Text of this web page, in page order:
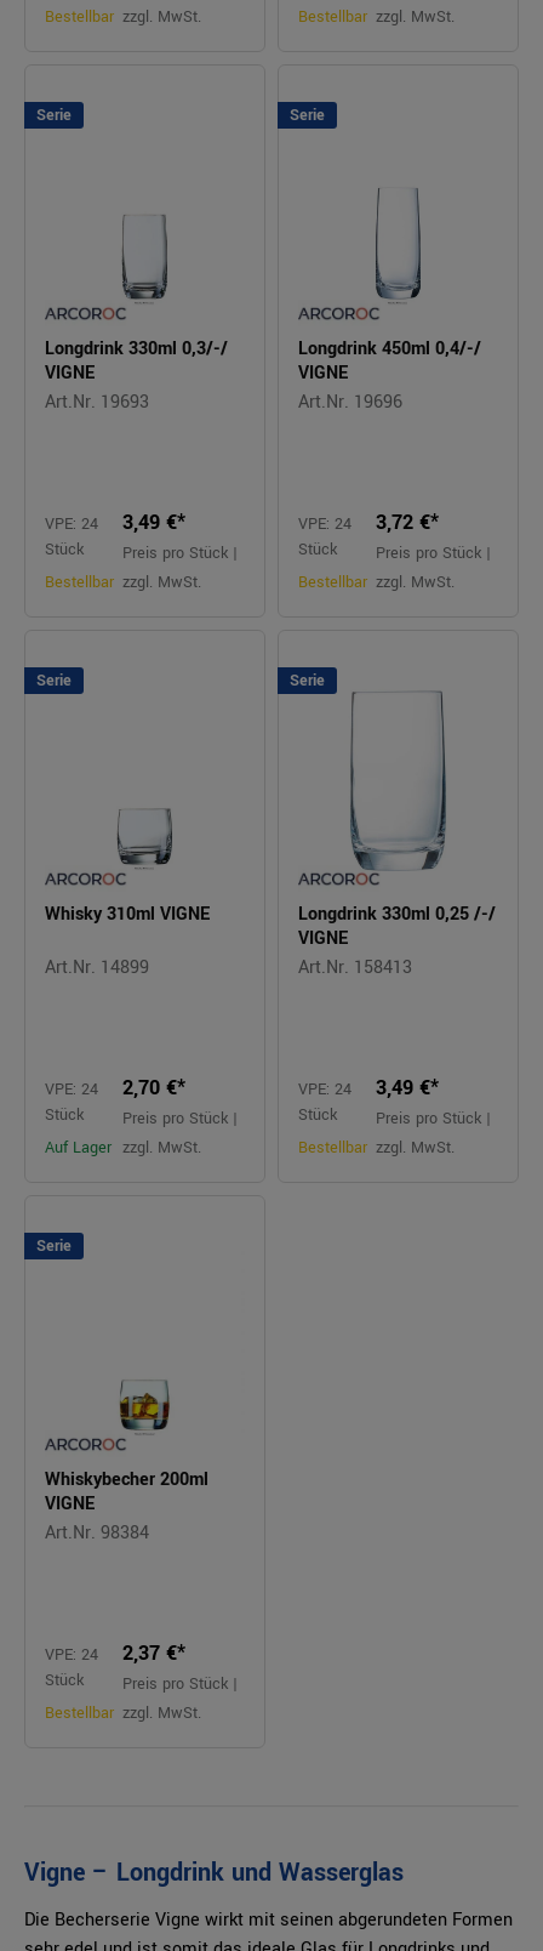
Bestellbar zzgl. MwSt.
Bestellbar zzgl. MwSt.
Serie
Longdrink 330ml 0,3/-/
VIGNE
Art.Nr. 19693
VPE: 24
Stück
Bestellbar
3,49 €*
Preis pro Stück |
zzgl. MwSt.
Serie
Longdrink 450ml 0,4/-/
VIGNE
Art.Nr. 19696
VPE: 24
Stück
Bestellbar
3,72 €*
Preis pro Stück |
zzgl. MwSt.
Serie
Whisky 310ml VIGNE
Art.Nr. 14899
VPE: 24
Stück
Auf Lager
2,70 €*
Preis pro Stück |
zzgl. MwSt.
Serie
Longdrink 330ml 0,25 /-/
VIGNE
Art.Nr. 158413
VPE: 24
Stück
Bestellbar
3,49 €*
Preis pro Stück |
zzgl. MwSt.
Serie
Whiskybecher 200ml
VIGNE
Art.Nr. 98384
VPE: 24
Stück
Bestellbar
2,37 €*
Preis pro Stück |
zzgl. MwSt.
Vigne – Longdrink und Wasserglas
Die Becherserie Vigne wirkt mit seinen abgerundeten Formen